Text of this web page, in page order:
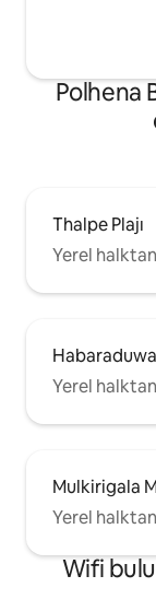
Polhena
Thalpe Plajı
Yerel
Yerel
Mulkirigala
Yerel
Wifi